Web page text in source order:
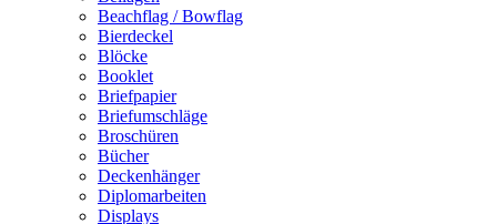
Beachflag / Bowflag
Bierdeckel
Blöcke
Booklet
Briefpapier
Briefumschläge
Broschüren
Bücher
Deckenhänger
Diplomarbeiten
Displays